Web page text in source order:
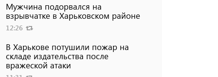
Мужчина подорвался на
взрывчатке в Харьковском районе
12:26
В Харькове потушили пожар на
складе издательства после
вражеской атаки